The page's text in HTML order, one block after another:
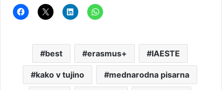
best erasmus+ IAESTE
kako v tujino mednarodna pisarna